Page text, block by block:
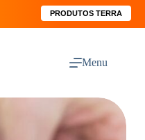
PRODUTOS TERRA
Menu